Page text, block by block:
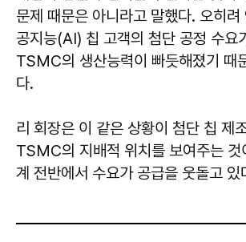
문제 때문은 아니라고 말했다. 오히려
공지능(AI) 칩 고객의 첨단 공정 수요
TSMC의 생산능력이 빠듯해졌기 때
다.
리 회장은 이 같은 상황이 첨단 칩 제
TSMC의 지배적 위치를 보여주는 것
계 전반에서 수요가 공급을 웃돌고 있